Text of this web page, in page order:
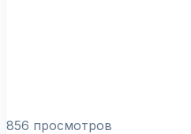
856 просмотров